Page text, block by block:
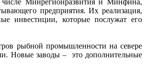
предприятия. Их реализация,
инвестиции, которые послужат его
рыбной промышленности на севере
Новые заводы – это дополнительные